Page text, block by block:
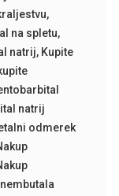
,
na spletu,
natrij, Kupite
natrij
odmerek